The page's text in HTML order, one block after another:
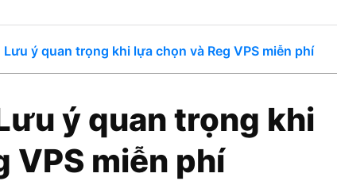
Lưu ý quan trọng khi lựa chọn và Reg VPS miễn phí
ý quan trọng khi
VPS miễn phí